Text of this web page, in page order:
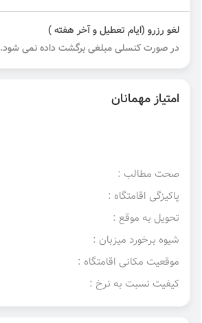
لغو رزرو (ایام تعطیل و آخر هفته )
در صورت کنسلی مبلغی برگشت داده نمی شود.
امتیاز مهمانان
صحت مطالب :
پاکیزگی اقامتگاه :
تحویل به موقع :
شیوه برخورد میزبان :
موقعیت مکانی اقامتگاه :
کیفیت نسبت به نرخ :